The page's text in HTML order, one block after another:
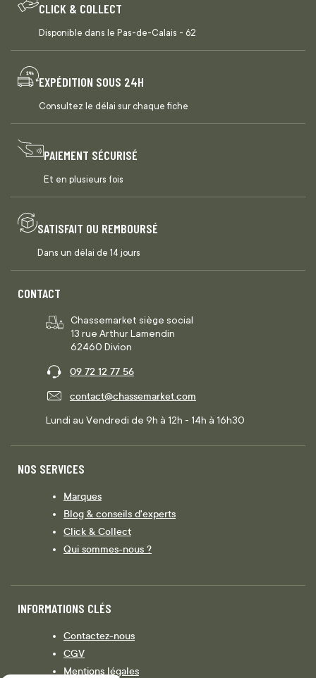
CLICK & COLLECT
Disponible dans le Pas-de-Calais - 62
EXPÉDITION SOUS 24H
Consultez le délai sur chaque fiche
PAIEMENT SÉCURISÉ
Et en plusieurs fois
SATISFAIT OU REMBOURSÉ
Dans un délai de 14 jours
CONTACT
Chassemarket siège social
13 rue Arthur Lamendin
62460 Divion
09 72 12 77 56
contact@chassemarket.com
Lundi au Vendredi de 9h à 12h - 14h à 16h30
NOS SERVICES
Marques
Blog & conseils d'experts
Click & Collect
Qui sommes-nous ?
INFORMATIONS CLÉS
Contactez-nous
CGV
Mentions légales